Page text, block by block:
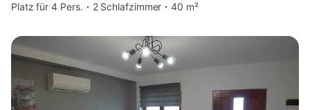
Platz für 4 Pers.
2 Schlafzimmer 40 m²